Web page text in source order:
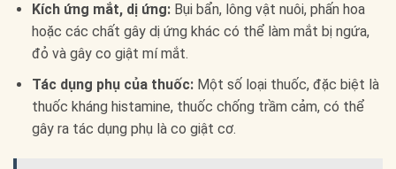
Kích ứng mắt, dị ứng:Bụi bẩn, lông vật nuôi, phấn hoa
hoặc các chất gây dị ứng khác có thể làm mắt bị ngứa,
đỏ và gây co giật mí mắt.
Tác dụng phụ của thuốc:Một số loại thuốc, đặc biệt là
thuốc kháng histamine, thuốc chống trầm cảm, có thể
gây ra tác dụng phụ là co giật cơ.